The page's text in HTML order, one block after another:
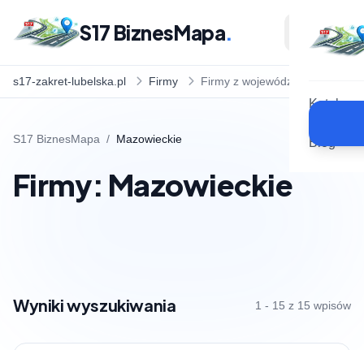
S17 BiznesMapa.
Katalog
Blog
s17-zakret-lubelska.pl Firmy Firmy z województwa
S17 BiznesMapa / Mazowieckie
Firmy: Mazowieckie
Wyniki wyszukiwania 1 - 15 z 15 wpisów